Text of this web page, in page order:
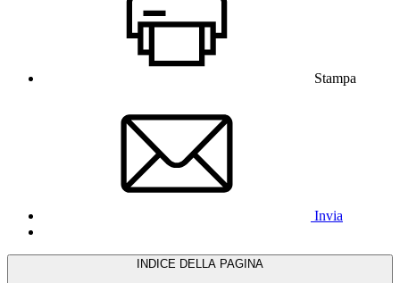
Stampa
Invia
INDICE DELLA PAGINA